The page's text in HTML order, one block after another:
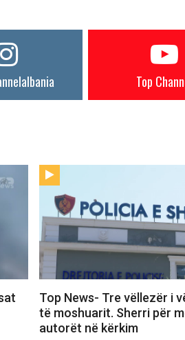
Top
Top News- Tre vëllezër i
të moshuarit. Sherri për
autorët në kërkim